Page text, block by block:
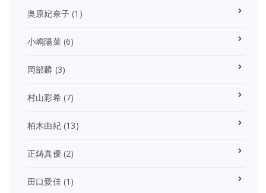
奥原妃奈子 (1)
小嶋陽菜(6)
岡部麟 (3)
村山彩希(7)
柏木由紀(13)
正鋳真優(2)
田口愛佳(1)